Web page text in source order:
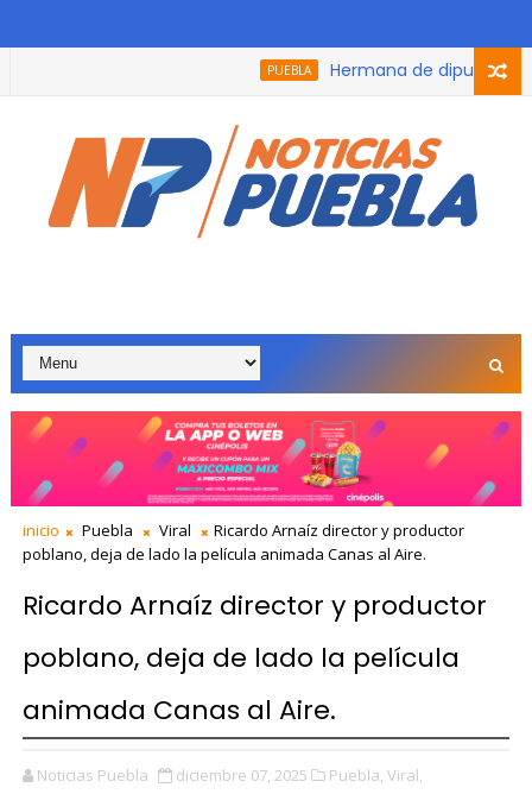
PUEBLA Hermana de diputada de
inicio Puebla Viral
Ricardo Arnaíz director y productor
poblano, deja de lado la película animada Canas al Aire.
Ricardo Arnaíz director y productor
poblano, deja de lado la película
animada Canas al Aire.
Noticias Puebla diciembre 07, 2025 Puebla, Viral,